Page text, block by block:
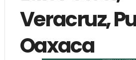
Veracruz,
Oaxaca